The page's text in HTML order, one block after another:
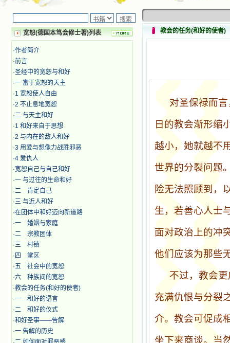
宽恕(德国本笃会修士著)列表
·作者简介
·前言
·圣经中的宽恕与和好
·一 富于宽恕的天主
·1 宽恕使人自由
·2 不止息地宽恕
·二 与天主和好
·1 和好来自于思想
·2 与内在的敌人和好
·3 用爱与想像力战胜邪恶
·4 爱仇人
·宽恕自己与自己和好
·一 与过往的生命和好
·二 肯定自己
·三 与近人和好
·在团体中和好迈向新道路
·一 婚姻与家庭
·二 宗教团体
·三 村镇
· 四 堂区
·五 社会中的宽恕
·六 种族间的宽恕
·教会的任务(和好的使者)
·一 和好的语言
·二 和好的仪式
·和好圣事——告解
·一 告解的历史
教会的任务(和好的使者)
对圣保禄而
日的教会渐形缩
越小，她就越不
世界的分裂问题
险无法照顾到，
生，若善心人士
面对政治上的冲
他们应该为那些
不过，教会
充满仇恨与分裂
介。教会可促成
坐下来商谈。当